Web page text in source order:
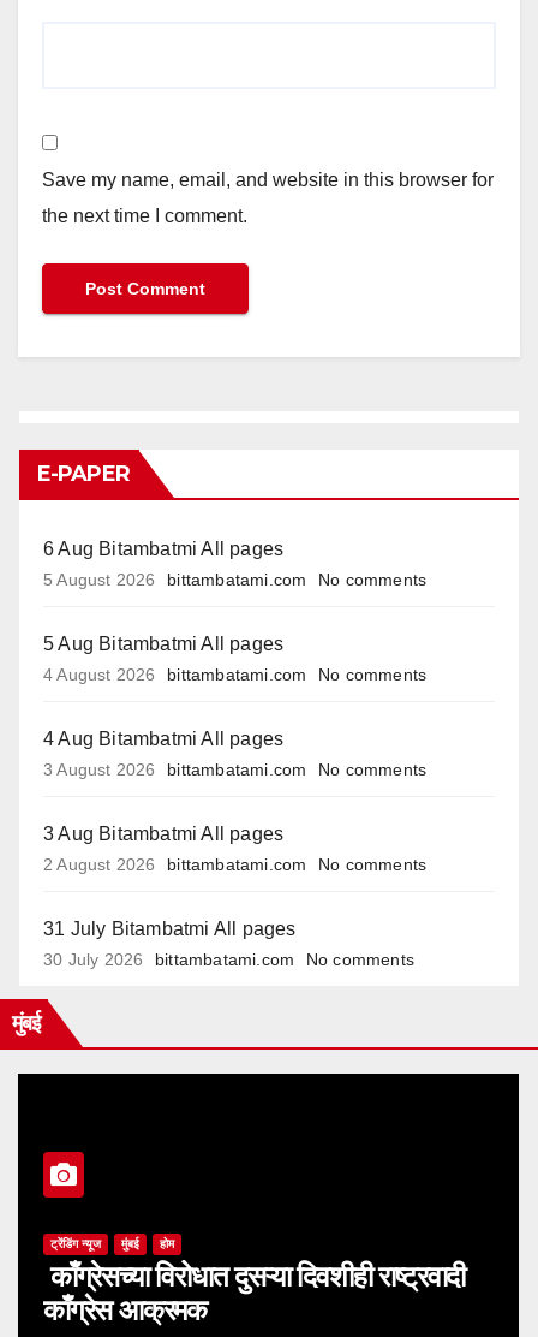
Save my name, email, and website in this browser for
the next time I comment.
E-PAPER
6 Aug Bitambatmi All pages
5 August 2026 bittambatami.com No comments
5 Aug Bitambatmi All pages
4 August 2026 bittambatami.com No comments
4 Aug Bitambatmi All pages
3 August 2026 bittambatami.com No comments
3 Aug Bitambatmi All pages
2 August 2026 bittambatami.com No comments
31 July Bitambatmi All pages
30 July 2026 bittambatami.com No comments
मुंबई
ट्रेंडिंग न्यूज मुंबई होम
काँग्रेसच्या विरोधात दुसऱ्या दिवशीही राष्ट्रवादी
काँग्रेस आक्रमक